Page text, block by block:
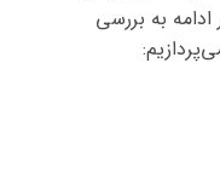
به بررسی